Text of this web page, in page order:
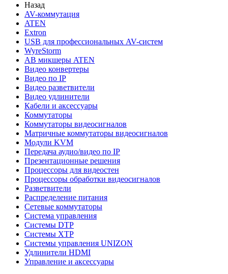
Назад
AV-коммутация
ATEN
Extron
USB для профессиональных AV-систем
WyreStorm
АВ микшеры ATEN
Видео конвертеры
Видео по IP
Видео разветвители
Видео удлинители
Кабели и аксессуары
Коммутаторы
Коммутаторы видеосигналов
Матричные коммутаторы видеосигналов
Модули KVM
Передача аудио/видео по IP
Презентационные решения
Процессоры для видеостен
Процессоры обработки видеосигналов
Разветвители
Распределение питания
Сетевые коммутаторы
Система управления
Системы DTP
Системы XTP
Системы управления UNIZON
Удлинители HDMI
Управление и аксессуары